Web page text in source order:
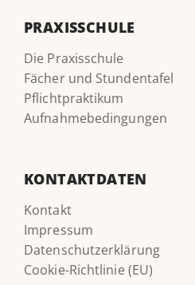
PRAXISSCHULE
Die Praxisschule
Fächer und Stundentafel
Pflichtpraktikum
Aufnahmebedingungen
KONTAKTDATEN
Kontakt
Impressum
Datenschutzerklärung
Cookie-Richtlinie (EU)